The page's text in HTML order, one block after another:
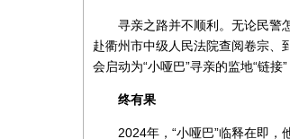
寻亲之路并不顺利。无论民警
赴衢州市中级人民法院查阅卷宗、
会启动为“小哑巴”寻亲的监地“链接
终有果
2024年，“小哑巴”临释在即，